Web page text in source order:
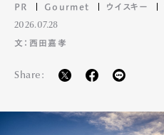
PR Gourmet ウイスキー
2026.07.28
文：西田嘉孝
Share: